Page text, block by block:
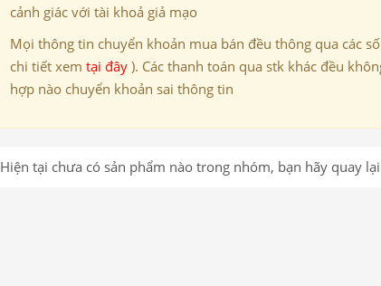
cảnh giác với tài khoả giả mạo
Mọi thông tin chuyển khoản mua bán đều thông qua các
chi tiết xem tại đây ). Các thanh toán qua stk khác đều
hợp nào chuyển khoản sai thông tin
Hiện tại chưa có sản phẩm nào trong nhóm, bạn hãy quay